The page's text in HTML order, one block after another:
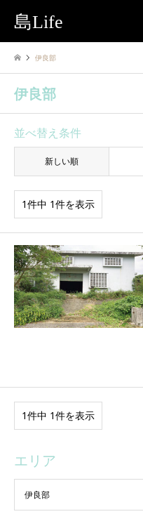
島Life
伊良部
伊良部
並べ替え条件
新しい順
1件中 1件を表示
1件中 1件を表示
エリア